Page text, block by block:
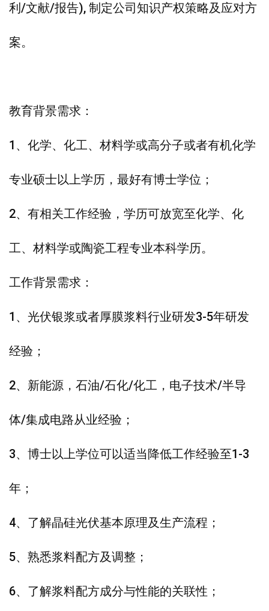
利/文献/报告), 制定公司知识产权策略及应对方
案。
教育背景需求：
1、化学、化工、材料学或高分子或者有机化学
专业硕士以上学历，最好有博士学位；
2、有相关工作经验，学历可放宽至化学、化
工、材料学或陶瓷工程专业本科学历。
工作背景需求：
1、光伏银浆或者厚膜浆料行业研发3-5年研发
经验；
2、新能源，石油/石化/化工，电子技术/半导
体/集成电路从业经验；
3、博士以上学位可以适当降低工作经验至1-3
年；
4、了解晶硅光伏基本原理及生产流程；
5、熟悉浆料配方及调整；
6、了解浆料配方成分与性能的关联性；